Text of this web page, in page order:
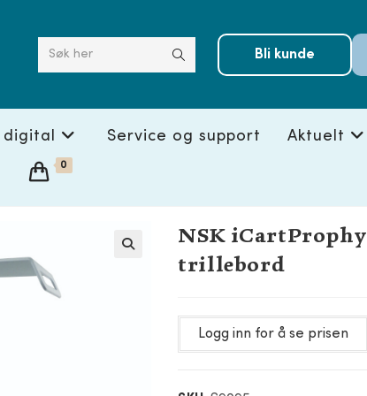
Søk her Bli kunde
digital Service og support Aktuelt
0
NSK iCartProphy
trillebord
Logg inn for å se prisen